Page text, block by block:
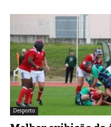
Desporto